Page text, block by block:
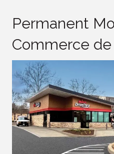
Permanent
Commerce